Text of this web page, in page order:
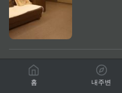
마맵
덕풍동
홈 내주변